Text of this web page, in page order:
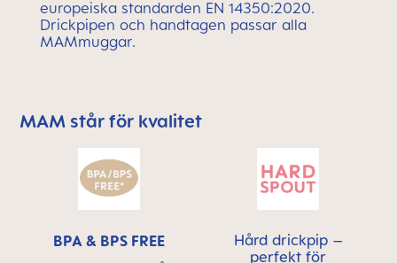
europeiska standarden EN 14350:2020.
Drickpipen och handtagen passar alla
MAMmuggar.
Skip MAM Means Quality Icon Bar
MAM står för kvalitet
BPA & BPS FREE
Hård drickpip –
perfekt för